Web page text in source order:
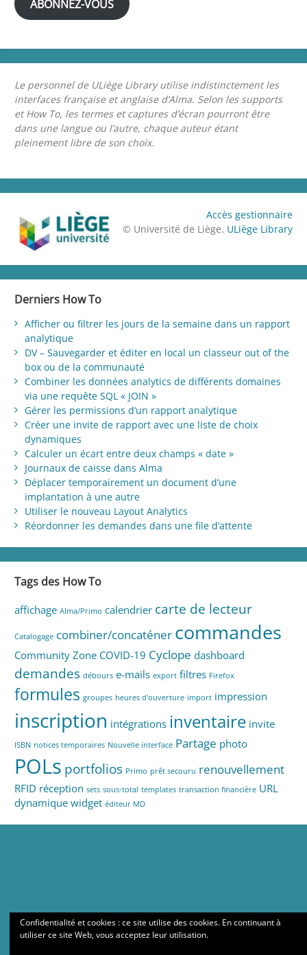
ABONNEZ-VOUS
Le personnel de ULiège Library utilise indistinctement les
interfaces française et anglaise d’Alma. Selon les supports
et How To, les termes et captures d’écran pourront être
dans une langue ou l’autre, chaque auteur étant
pleinement libre de son choix.
Accès gestionnaire
© Université de Liège. ULiège Library
Derniers How To
Afficher ou filtrer les jours de la semaine dans un rapport
analytique
DV – Sauvegarder et éditer en local un classeur out of the
box ou de la communauté
Combiner les données analytics de différents domaines
via une requête SQL « JOIN »
Gérer les permissions d’un rapport analytique
Créer une invite de rapport avec une liste de choix
dynamiques
Calculer un écart entre deux champs « date »
Journaux de caisse dans Alma
Déplacer temporairement un document d’une
implantation à une autre
Utiliser le nouveau Layout Analytics
Réordonner les demandes dans une file d’attente
Tags des How To
affichage Alma/Primo calendrier carte de lecteur
Catalogage combiner/concaténer commandes
Community Zone COVID-19 Cyclope dashboard
demandes débours e-mails export filtres Firefox
formules groupes heures d'ouverture import impression
inscription intégrations inventaire invite
ISBN notices temporaires Nouvelle interface Partage photo
POLs portfolios Primo prêt secouru renouvellement
RFID réception sets sous-total templates transaction financière URL
dynamique widget éditeur MD
Confidentialité et cookies : ce site utilise des cookies. En continuant à
utiliser ce site Web, vous acceptez leur utilisation.